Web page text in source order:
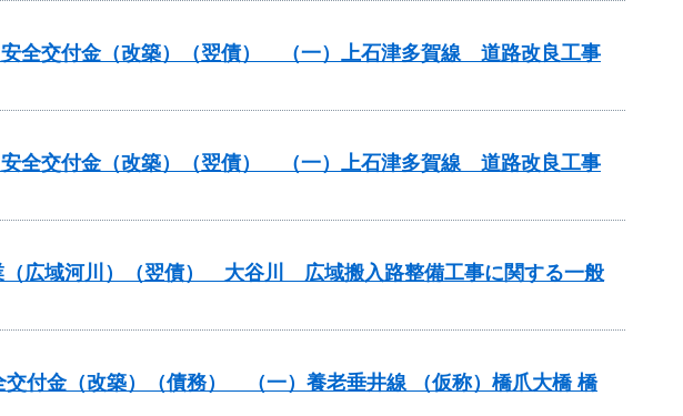
全交付金（改築）（翌債） （一）上石津多賀線 道路改良工事
全交付金（改築）（翌債） （一）上石津多賀線 道路改良工事
（広域河川）（翌債） 大谷川 広域搬入路整備工事に関する一般
付金（改築）（債務） （一）養老垂井線 （仮称）橋爪大橋 橋